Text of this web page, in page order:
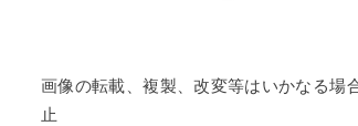
画像の転載、複製、改変等はいかなる場
止